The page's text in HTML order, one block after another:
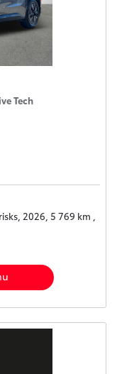
Tech
2026, 5 769 km ,